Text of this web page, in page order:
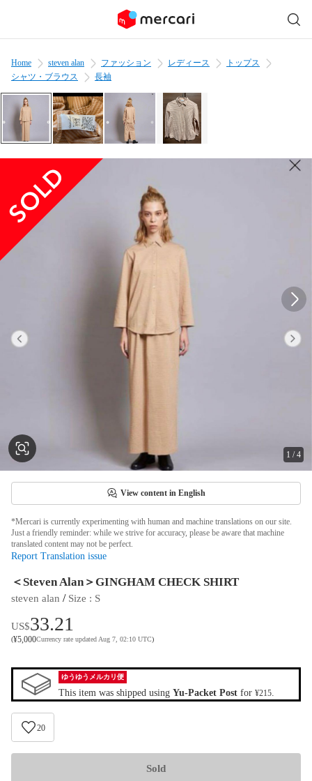
Home steven alan ファッション レディース
トップス
シャツ・ブラウス
長袖
1 /4
View content in English
*Mercari is currently experimenting with human and machine translations on our site.
Just a friendly reminder: while we strive for accuracy, please be aware that machine
translated content may not be perfect.
Report Translation issue
＜Steven Alan＞GINGHAM CHECK SHIRT
steven alan / Size : S
US$33.21
(¥5,000Currency rate updated Aug 7, 02:10 UTC)
ゆうゆうメルカリ便
This item was shipped using Yu-Packet Post for ¥215
20
Sold